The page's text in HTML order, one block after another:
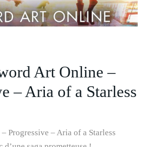
Art Online –
– Aria of a Starless
Progressive – Aria of a Starless